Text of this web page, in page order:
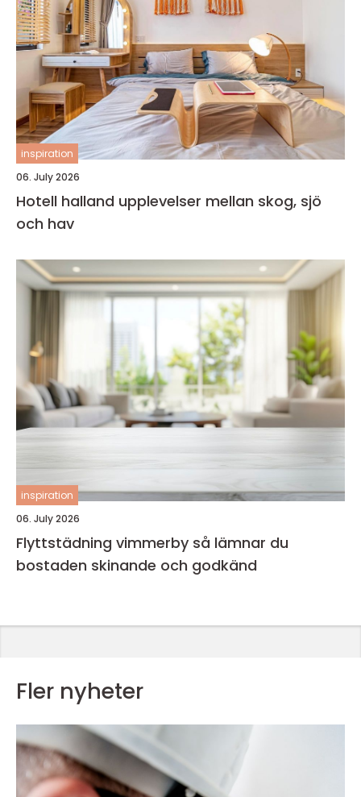
inspiration
06. July 2026
Hotell halland upplevelser mellan skog, sjö
och hav
inspiration
06. July 2026
Flyttstädning vimmerby så lämnar du
bostaden skinande och godkänd
Fler nyheter